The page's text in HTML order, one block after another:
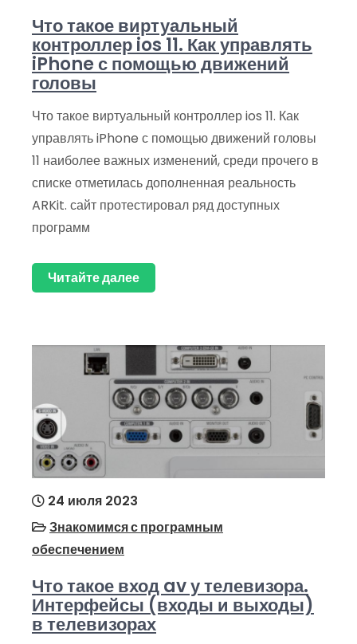
Что такое виртуальный
контроллер ios 11. Как управлять
iPhone с помощью движений
головы
Что такое виртуальный контроллер ios 11. Как
управлять iPhone с помощью движений головы
11 наиболее важных изменений, среди прочего в
списке отметилась дополненная реальность
ARKit. сайт протестировал ряд доступных
программ
Читайте далее
24 июля 2023
Знакомимся с програмным
обеспечением
Что такое вход av у телевизора.
Интерфейсы (входы и выходы)
в телевизорах